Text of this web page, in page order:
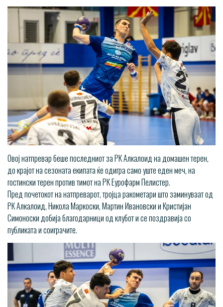
Овој натпревар беше последниот за РК Алкалоид на домашен терен,
до крајот на сезоната екипата ќе одигра само уште еден меч, на
гостински терен против тимот на РК Еурофарм Пелистер.
Пред почетокот на натпреварот, тројца ракометари што заминуваат од
РК Алкалоид, Никола Маркоски, Мартин Ивановски и Кристијан
Симоноски добија благодарници од клубот и се поздравија со
публиката и соиграчите.